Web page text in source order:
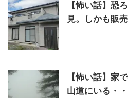
【怖い話】恐
見。しかも販
【怖い話】家
山道にいる・・